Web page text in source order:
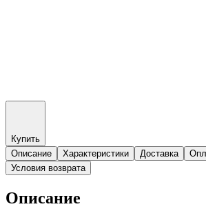
Купить
Описание
Характеристики Доставка
Условия возврата
Описание